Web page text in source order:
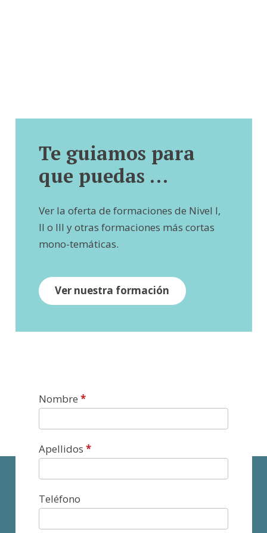
Te guiamos para
que puedas …
Ver la oferta de formaciones de Nivel I,
II o III y otras formaciones más cortas
mono-temáticas.
Ver nuestra formación
Contacto
Nombre*
Apellidos*
Teléfono